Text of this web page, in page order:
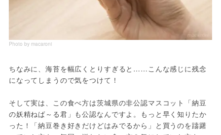
Photo by macaroni
ちなみに、海苔を幅広くとりすぎると……こんな感じに残念
になってしまうので気をつけて！
そして実は、この食べ方は茨城県の非公認マスコット「納豆
の妖精ねば～る君」も公認なんですよ。もっと早く知りたか
った！「納豆巻き好きだけどはみでるから」と買うのを躊躇